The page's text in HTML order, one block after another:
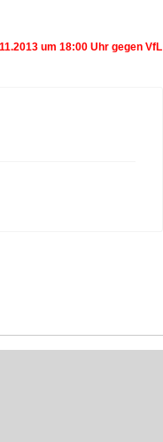
um 18:00 Uhr gegen VfL